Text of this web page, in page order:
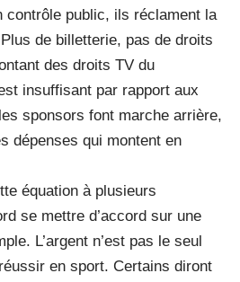
contrôle public, ils réclament la
de billetterie, pas de droits
des droits TV du
insuffisant par rapport aux
sponsors font marche arrière,
dépenses qui montent en
équation à plusieurs
se mettre d’accord sur une
L’argent n’est pas le seul
en sport. Certains diront